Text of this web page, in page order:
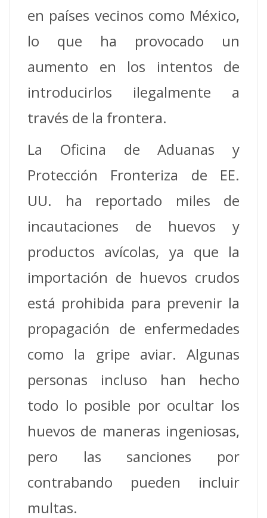
en países vecinos como México,
lo que ha provocado un
aumento en los intentos de
introducirlos ilegalmente a
través de la frontera.
La Oficina de Aduanas y
Protección Fronteriza de EE.
UU. ha reportado miles de
incautaciones de huevos y
productos avícolas, ya que la
importación de huevos crudos
está prohibida para prevenir la
propagación de enfermedades
como la gripe aviar. Algunas
personas incluso han hecho
todo lo posible por ocultar los
huevos de maneras ingeniosas,
pero las sanciones por
contrabando pueden incluir
multas.